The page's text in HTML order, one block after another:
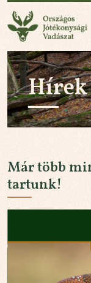
Hírek
Már több
tartunk!